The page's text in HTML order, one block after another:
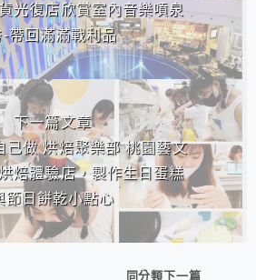
光復店欣賞室內音樂噴泉
-帶回滿滿戰利品
下一篇文章
己做 烘焙聚樂部 桃園藝文
焙體驗店，製作生日蛋糕
節日餅乾小點心
同分類下一篇